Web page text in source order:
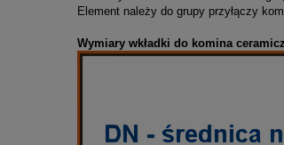
Element należy do grupy przyłączy
Wymiary wkładki do komina